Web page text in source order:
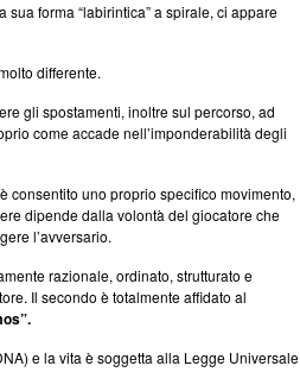
forma “labirintica” a spirale, ci appare
differente.
gli spostamenti, inoltre sul percorso, ad
come accade nell’imponderabilità degli
consentito uno proprio specifico movimento,
dipende dalla volontà del giocatore che
l’avversario.
razionale, ordinato, strutturato e
Il secondo è totalmente affidato al
e la vita è soggetta alla Legge Universale